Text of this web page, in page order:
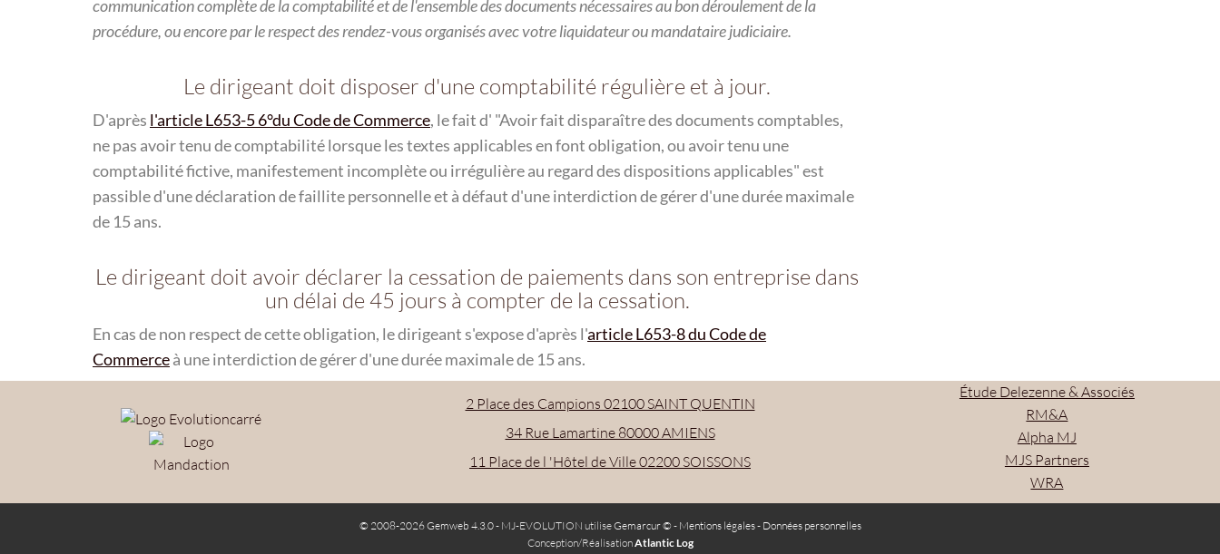
communication complète de la comptabilité et de l'ensemble des documents nécessaires au bon déroulement de la
procédure, ou encore par le respect des rendez-vous organisés avec votre liquidateur ou mandataire judiciaire.
Le dirigeant doit disposer d'une comptabilité régulière et à jour.
D'après l'article L653-5 6°du Code de Commerce, le fait d' Avoir fait disparaître des documents comptables,
ne pas avoir tenu de comptabilité lorsque les textes applicables en font obligation, ou avoir tenu une
comptabilité fictive, manifestement incomplète ou irrégulière au regard des dispositions applicables est
passible d'une déclaration de faillite personnelle et à défaut d'une interdiction de gérer d'une durée maximale
de 15 ans.
Le dirigeant doit avoir déclarer la cessation de paiements dans son entreprise dans
un délai de 45 jours à compter de la cessation.
En cas de non respect de cette obligation, le dirigeant s'expose d'après l'article L653-8 du Code de
Commerceà une interdiction de gérer d'une durée maximale de 15 ans.
2 Place des Campions 02100 SAINT QUENTIN
34 Rue Lamartine 80000 AMIENS
11 Place de l 'Hôtel de Ville 02200 SOISSONS
Étude Delezenne & Associés
RM&A
Alpha MJ
MJS Partners
WRA
© 2008-2026 Gemweb 4.3.0- MJ-EVOLUTION utiliseGemarcur © - Mentions légales- Données personnelles
Conception/RéalisationAtlantic Log